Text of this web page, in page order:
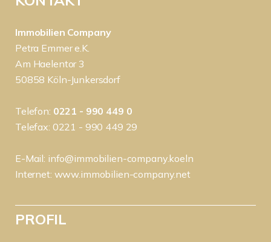
Immobilien Company
Petra Emmer e.K.
Am Haelentor 3
50858 Köln-Junkersdorf
Telefon: 0221 - 990 449 0
Telefax: 0221 - 990 449 29
E-Mail: info@immobilien-company.koeln
Internet: www.immobilien-company.net
PROFIL